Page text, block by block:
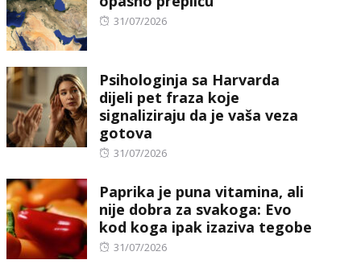
Posted
31/07/2026
Psihologinja sa Harvarda
dijeli pet fraza koje
signaliziraju da je vaša veza
gotova
Posted
31/07/2026
Paprika je puna vitamina, ali
nije dobra za svakoga: Evo
kod koga ipak izaziva tegobe
Posted
31/07/2026